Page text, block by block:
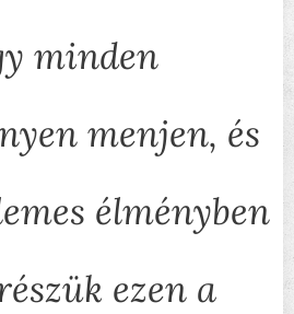
minden
menjen, és
élményben
ezen a